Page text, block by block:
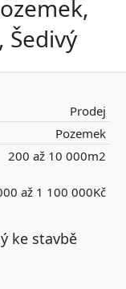
Šedivý
Prodej
Pozemek
200 až 10 000m2
až 1 100 000Kč
ke stavbě